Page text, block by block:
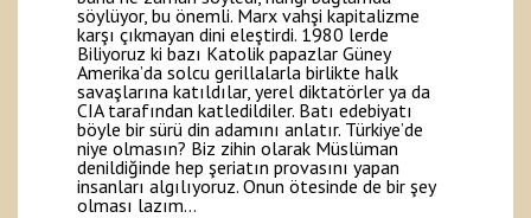
söylüyor, bu önemli. Marx vahşi kapitalizme
karşı çıkmayan dini eleştirdi. 1980 lerde
Biliyoruz ki bazı Katolik papazlar Güney
Amerika’da solcu gerillalarla birlikte halk
savaşlarına katıldılar, yerel diktatörler ya da
CIA tarafından katledildiler. Batı edebiyatı
böyle bir sürü din adamını anlatır. Türkiye’de
niye olmasın? Biz zihin olarak Müslüman
denildiğinde hep şeriatın provasını yapan
insanları algılıyoruz. Onun ötesinde de bir şey
olması lazım…